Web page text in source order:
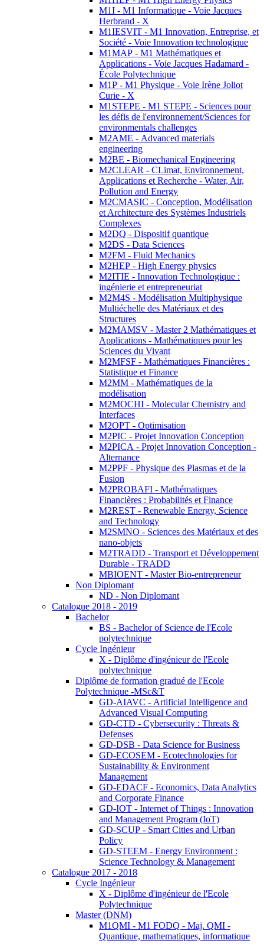
M1I - M1 Informatique - Voie Jacques
Herbrand - X
M1IESVIT - M1 Innovation, Entreprise, et
Société - Voie Innovation technologique
M1MAP - M1 Mathématiques et
Applications - Voie Jacques Hadamard -
École Polytechnique
M1P - M1 Physique - Voie Irène Joliot
Curie - X
M1STEPE - M1 STEPE - Sciences pour
les défis de l'environnement/Sciences for
environmentals challenges
M2AME - Advanced materials
engineering
M2BE - Biomechanical Engineering
M2CLEAR - CLimat, Environnement,
Applications et Recherche - Water, Air,
Pollution and Energy
M2CMASIC - Conception, Modélisation
et Architecture des Systèmes Industriels
Complexes
M2DQ - Dispositif quantique
M2DS - Data Sciences
M2FM - Fluid Mechanics
M2HEP - High Energy physics
M2ITIE - Innovation Technologique :
ingénierie et entrepreneuriat
M2M4S - Modélisation Multiphysique
Multiéchelle des Matériaux et des
Structures
M2MAMSV - Master 2 Mathématiques et
Applications - Mathématiques pour les
Sciences du Vivant
M2MFSF - Mathématiques Financières :
Statistique et Finance
M2MM - Mathématiques de la
modélisation
M2MOCHI - Molecular Chemistry and
Interfaces
M2OPT - Optimisation
M2PIC - Projet Innovation Conception
M2PICA - Projet Innovation Conception -
Alternance
M2PPF - Physique des Plasmas et de la
Fusion
M2PROBAFI - Mathématiques
Financières : Probabilités et Finance
M2REST - Renewable Energy, Science
and Technology
M2SMNO - Sciences des Matériaux et des
nano-objets
M2TRADD - Transport et Développement
Durable - TRADD
MBIOENT - Master Bio-entrepreneur
Non Diplomant
ND - Non Diplomant
Catalogue 2018 - 2019
Bachelor
BS - Bachelor of Science de l'Ecole
polytechnique
Cycle Ingénieur
X - Diplôme d'ingénieur de l'Ecole
polytechnique
Diplôme de formation gradué de l'Ecole
Polytechnique -MSc&T
GD-AIAVC - Artificial Intelligence and
Advanced Visual Computing
GD-CTD - Cybersecurity : Threats &
Defenses
GD-DSB - Data Science for Business
GD-ECOSEM - Ecotechnologies for
Sustainability & Environment
Management
GD-EDACF - Economics, Data Analytics
and Corporate Finance
GD-IOT - Internet of Things : Innovation
and Management Program (IoT)
GD-SCUP - Smart Cities and Urban
Policy
GD-STEEM - Energy Environment :
Science Technology & Management
Catalogue 2017 - 2018
Cycle Ingénieur
X - Diplôme d'ingénieur de l'Ecole
Polytechnique
Master (DNM)
M1QMI - M1 FODQ - Maj. QMI -
Quantique, mathematiques, informatique